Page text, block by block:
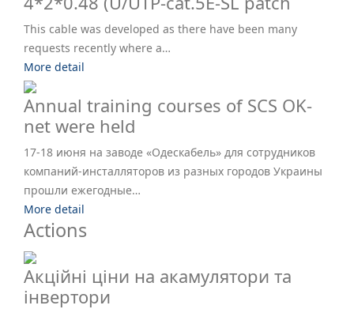
This cable was developed as there have been many
requests recently where a…
More detail
Annual training courses of SCS OK-
net were held
17-18 июня на заводе «Одескабель» для сотрудников
компаний-инсталляторов из разных городов Украины
прошли ежегодные…
More detail
Actions
Акційні ціни на акамулятори та
інвертори